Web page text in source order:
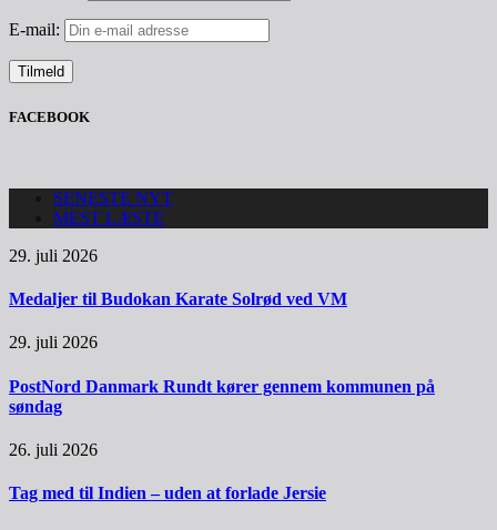
E-mail:
FACEBOOK
SENESTE NYT
MEST LÆSTE
29. juli 2026
Medaljer til Budokan Karate Solrød ved VM
29. juli 2026
PostNord Danmark Rundt kører gennem kommunen på
søndag
26. juli 2026
Tag med til Indien – uden at forlade Jersie